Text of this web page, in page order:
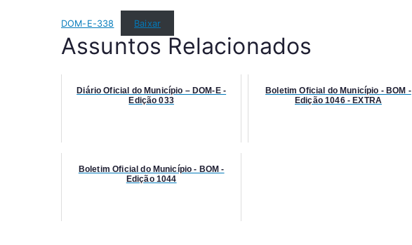
DOM-E-338 Baixar
Assuntos Relacionados
Diário Oficial do Município – DOM-E -
Edição 033
Boletim Oficial do Município - BOM -
Edição 1046 - EXTRA
Boletim Oficial do Município - BOM -
Edição 1044